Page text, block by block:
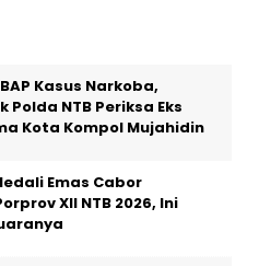
Kasus Narkoba,
Polda NTB Periksa Eks
Kota Kompol Mujahidin
Emas Cabor
XII NTB 2026, Ini